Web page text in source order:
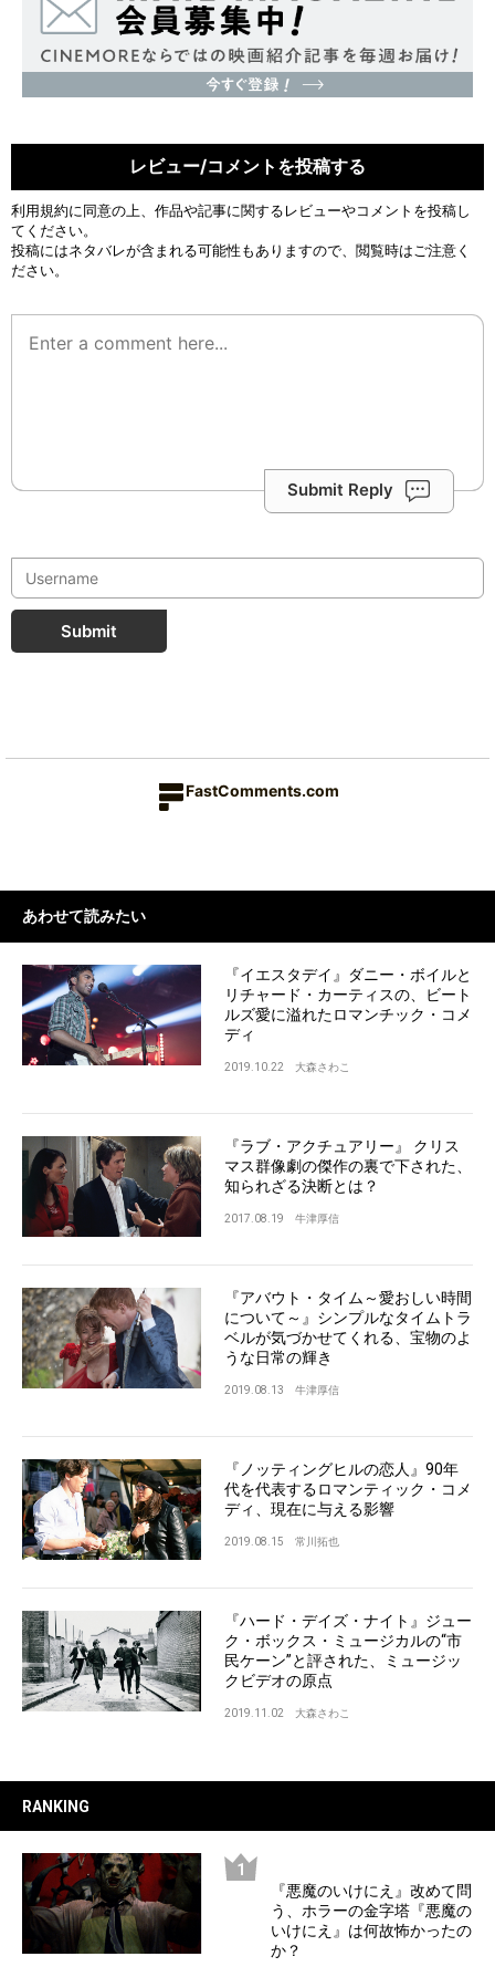
レビュー/コメントを投稿する
利用規約に同意の上、作品や記事に関するレビューやコメントを投稿し
てください。
投稿にはネタバレが含まれる可能性もありますので、閲覧時はご注意く
ださい。
Submit Reply
Submit
FastComments.com
あわせて読みたい
『イエスタデイ』ダニー・ボイルと
リチャード・カーティスの、ビート
ルズ愛に溢れたロマンチック・コメ
ディ
2019.10.22 大森さわこ
『ラブ・アクチュアリー』 クリス
マス群像劇の傑作の裏で下された、
知られざる決断とは？
2017.08.19 牛津厚信
『アバウト・タイム～愛おしい時間
について～』シンプルなタイムトラ
ベルが気づかせてくれる、宝物のよ
うな日常の輝き
2019.08.13 牛津厚信
『ノッティングヒルの恋人』90年
代を代表するロマンティック・コメ
ディ、現在に与える影響
2019.08.15 常川拓也
『ハード・デイズ・ナイト』ジュー
ク・ボックス・ミュージカルの“市
民ケーン”と評された、ミュージッ
クビデオの原点
2019.11.02 大森さわこ
RANKING
『悪魔のいけにえ』改めて問
う、ホラーの金字塔『悪魔の
いけにえ』は何故怖かったの
か？